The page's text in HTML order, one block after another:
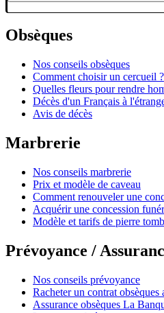
Obsèques
Nos conseils obsèques
Comment choisir un cercueil ?
Quelles fleurs pour rendre
Décès d'un Français à
Avis de décès
Marbrerie
Nos conseils marbrerie
Prix et modèle de caveau
Comment renouveler une
Acquérir une concession
Modèle et tarifs de pierre
Prévoyance /
Nos conseils prévoyance
Racheter un contrat obsèques
Assurance obsèques La